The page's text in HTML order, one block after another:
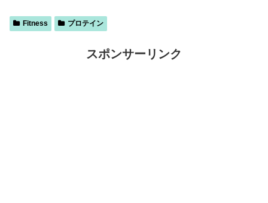
Fitness プロテイン
スポンサーリンク